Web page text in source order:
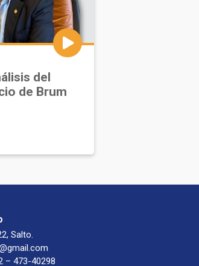
del
de Brum
Salto.
– 473-40298